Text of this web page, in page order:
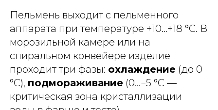
Пельмень выходит с пельменного
аппарата при температуре +10...+18 °C. В
морозильной камере или на
спиральном конвейере изделие
проходит три фазы: охлаждение (до 0
°C), подмораживание (0...−5 °C —
критическая зона кристаллизации